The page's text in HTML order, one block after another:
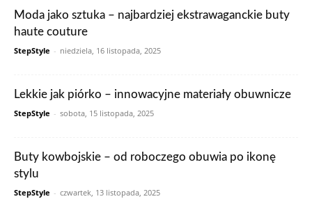
Moda jako sztuka – najbardziej ekstrawaganckie buty
haute couture
StepStyle - niedziela, 16 listopada, 2025
Lekkie jak piórko – innowacyjne materiały obuwnicze
StepStyle - sobota, 15 listopada, 2025
Buty kowbojskie – od roboczego obuwia po ikonę
stylu
StepStyle - czwartek, 13 listopada, 2025